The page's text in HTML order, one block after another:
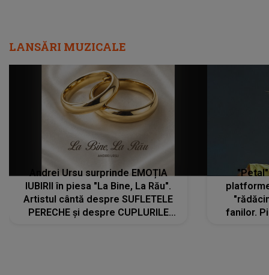
LANSĂRI MUZICALE
Andrei Ursu surprinde EMOȚIA
IUBIRII în piesa "La Bine, La Rău".
Artistul cântă despre SUFLETELE
PERECHE și despre CUPLURILE
fanilor.